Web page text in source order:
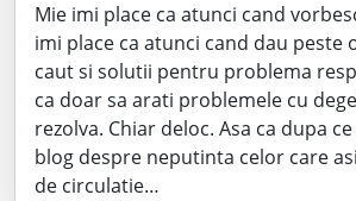
Mie imi place ca atunci cand
imi place ca atunci cand dau peste
caut si solutii pentru problema
ca doar sa arati problemele cu
rezolva. Chiar deloc. Asa ca dupa
blog despre neputinta celor care
de circulatie…